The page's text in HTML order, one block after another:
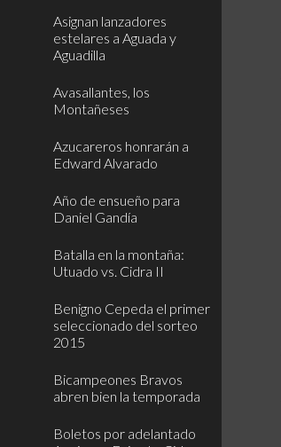
Asignan lanzadores
estelares a Aguada y
Aguadilla
Avasallantes, los
Montañeses
Azucareros honrarán a
Edward Alvarado
Año de ensueño para
Daniel Gandía
Batalla en la montaña:
Utuado vs. Cidra II
Benigno Cepeda el primer
seleccionado del sorteo
2015
Bicampeones Bravos
abren bien la temporada
Boletos por adelantado